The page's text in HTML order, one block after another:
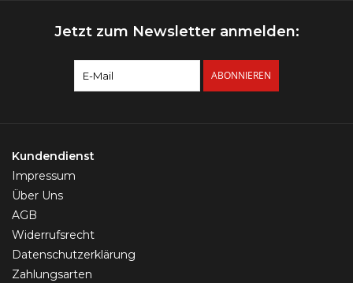
Jetzt zum Newsletter anmelden:
ABONNIEREN
Kundendienst
Impressum
Über Uns
AGB
Widerrufsrecht
Datenschutzerklärung
Zahlungsarten